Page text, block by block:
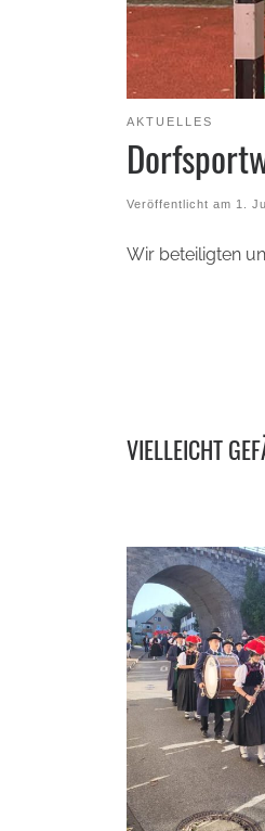
AKTUELLES
Veröffentlicht am 1.
Wir beteiligten
VIELLEICHT